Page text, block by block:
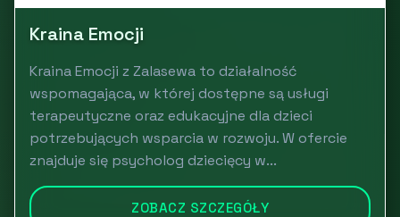
Kraina Emocji
Kraina Emocji z Zalasewa to działalność
wspomagająca, w której dostępne są usługi
terapeutyczne oraz edukacyjne dla dzieci
potrzebujących wsparcia w rozwoju. W ofercie
znajduje się psycholog dziecięcy w...
ZOBACZ SZCZEGÓŁY